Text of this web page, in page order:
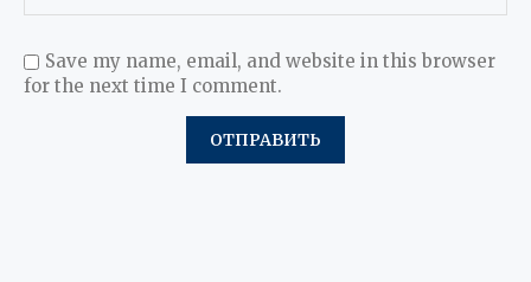
Save my name, email, and website in this browser
for the next time I comment.